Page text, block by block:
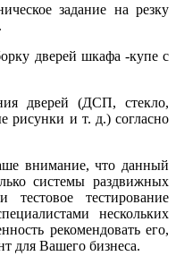
задание на резку
дверей шкафа -купе с
дверей (ДСП, стекло,
рисунки и т. д.) согласно
внимание, что данный
системы раздвижных
тестирование
нескольких
рекомендовать его,
для Вашего бизнеса.